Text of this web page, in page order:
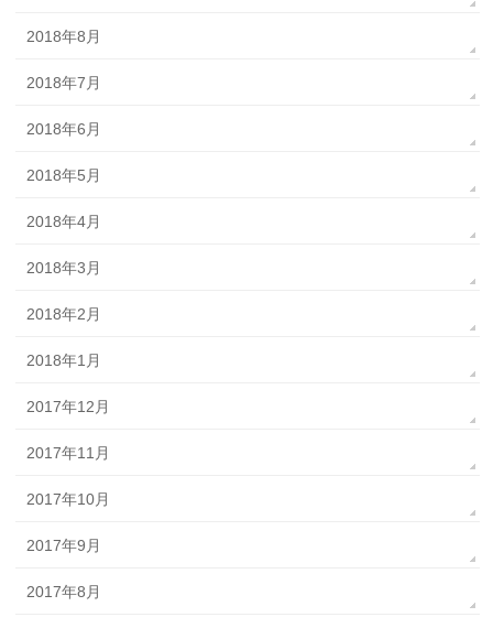
2018年8月
2018年7月
2018年6月
2018年5月
2018年4月
2018年3月
2018年2月
2018年1月
2017年12月
2017年11月
2017年10月
2017年9月
2017年8月